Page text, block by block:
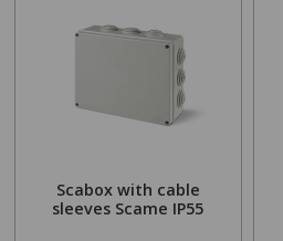
Scabox with cable
sleeves Scame IP55